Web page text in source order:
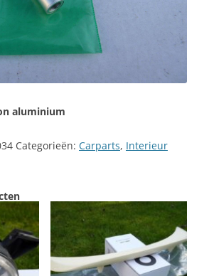
aluminium
Categorieën: Carparts, Interieur